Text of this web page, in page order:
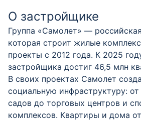
О застройщике
Группа «Самолет» —
которая строит жилые
проекты с 2012 года. К 2025
застройщика достиг 46,5 млн
В своих проектах Самолет
социальную инфраструктуру:
садов до торговых центров и
комплексов. Квартиры и дома от